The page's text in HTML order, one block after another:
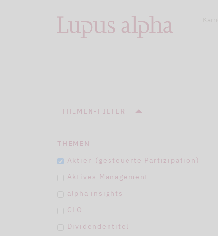
THEMEN-FILTER
THEMEN
Aktien (gesteuerte Partizipation)
Aktives Management
alpha insights
CLO
Dividendentitel